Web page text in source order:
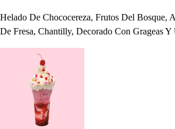
Helado De Chococereza, Frutos Del Bosque,
De Fresa, Chantilly, Decorado Con Grageas Y